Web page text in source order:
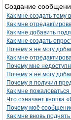
Создание
Как мне создать тему
Как мне
Как мне добавить
Как мне создать
Почему я не могу
Как мне
Почему мне
Почему я не могу
Почему я получил
Как мне
Что означает кнопка
Почему моё
Как мне вновь